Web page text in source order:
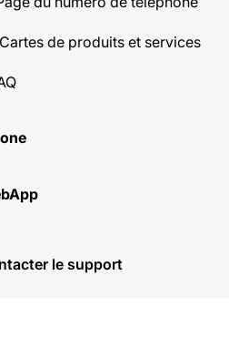
️ Cartes de produits et services
Installation et Autorisation
gratuites
le support